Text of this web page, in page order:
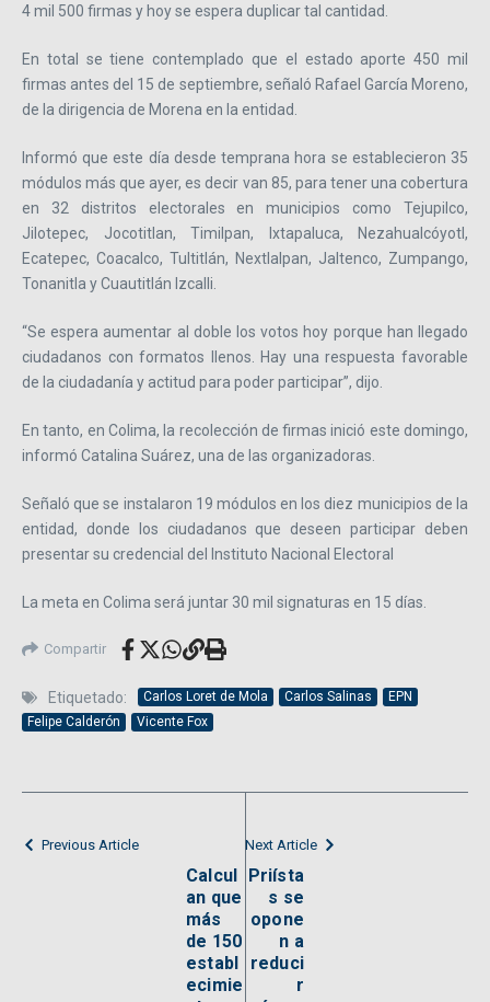
4 mil 500 firmas y hoy se espera duplicar tal cantidad.
En total se tiene contemplado que el estado aporte 450 mil
firmas antes del 15 de septiembre, señaló Rafael García Moreno,
de la dirigencia de Morena en la entidad.
Informó que este día desde temprana hora se establecieron 35
módulos más que ayer, es decir van 85, para tener una cobertura
en 32 distritos electorales en municipios como Tejupilco,
Jilotepec, Jocotitlan, Timilpan, Ixtapaluca, Nezahualcóyotl,
Ecatepec, Coacalco, Tultitlán, Nextlalpan, Jaltenco, Zumpango,
Tonanitla y Cuautitlán Izcalli.
“Se espera aumentar al doble los votos hoy porque han llegado
ciudadanos con formatos llenos. Hay una respuesta favorable
de la ciudadanía y actitud para poder participar”, dijo.
En tanto, en Colima, la recolección de firmas inició este domingo,
informó Catalina Suárez, una de las organizadoras.
Señaló que se instalaron 19 módulos en los diez municipios de la
entidad, donde los ciudadanos que deseen participar deben
presentar su credencial del Instituto Nacional Electoral
La meta en Colima será juntar 30 mil signaturas en 15 días.
Compartir
Etiquetado: Carlos Loret de Mola Carlos Salinas
EPN
Felipe Calderón
Vicente Fox
Previous Article
Calcul
an que
más
de 150
establ
ecimie
Next Article
Priísta
s se
opone
n a
reduci
r